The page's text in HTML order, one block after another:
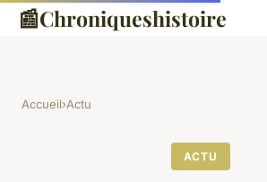
📰Chroniqueshistoire
Accueil›Actu
ACTU